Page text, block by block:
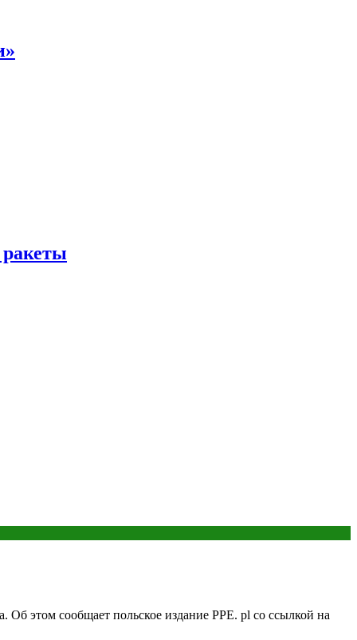
этом сообщает польское издание PPE. pl со ссылкой на